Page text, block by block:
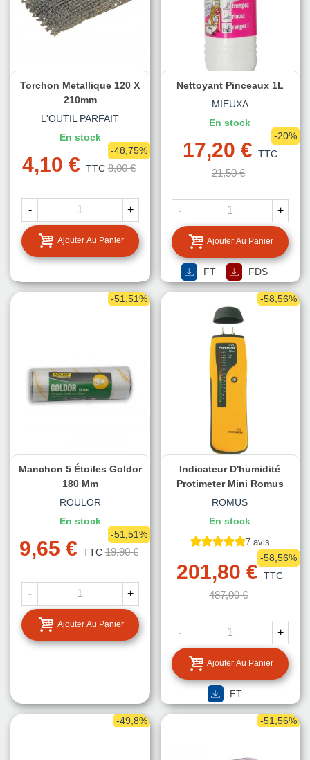
Torchon Metallique 120 X
210mm
L'OUTIL PARFAIT
En stock
4,10 € TTC 8,00 €
-48,75%
- +
Ajouter Au Panier
Nettoyant Pinceaux 1L
MIEUXA
En stock
17,20 € TTC
21,50 €
-20%
- +
Ajouter Au Panier
FT FDS
-51,51%
Manchon 5 Étoiles Goldor
180 Mm
ROULOR
En stock
9,65 € TTC 19,90 €
-51,51%
- +
Ajouter Au Panier
-58,56%
Indicateur D'humidité
Protimeter Mini Romus
ROMUS
En stock
7 avis
201,80 € TTC
487,00 €
-58,56%
- +
Ajouter Au Panier
FT
-49,8% -51,56%